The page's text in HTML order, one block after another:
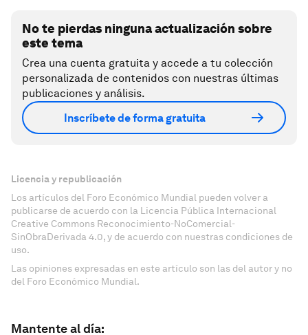
No te pierdas ninguna actualización sobre
este tema
Crea una cuenta gratuita y accede a tu colección
personalizada de contenidos con nuestras últimas
publicaciones y análisis.
Inscríbete de forma gratuita
Licencia y republicación
Los artículos del Foro Económico Mundial pueden volver a
publicarse de acuerdo con la Licencia Pública Internacional
Creative Commons Reconocimiento-NoComercial-
SinObraDerivada 4.0, y de acuerdo con nuestras condiciones de
uso.
Las opiniones expresadas en este artículo son las del autor y no
del Foro Económico Mundial.
Mantente al día: